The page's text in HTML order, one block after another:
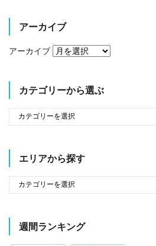
アーカイブ
アーカイブ
カテゴリーから選ぶ
エリアから探す
週間ランキング